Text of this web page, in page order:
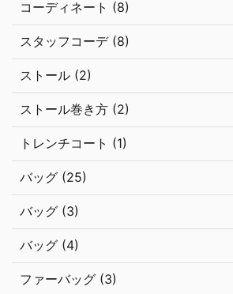
コーディネート (8)
スタッフコーデ (8)
ストール (2)
ストール巻き方 (2)
トレンチコート (1)
バッグ (25)
バッグ (3)
バッグ (4)
ファーバッグ (3)